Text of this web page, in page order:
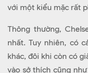
với một kiểu mặc rất
Thông thường,
nhất. Tuy nhiên, có
khác, đôi khi còn có
vào sở thích cũng